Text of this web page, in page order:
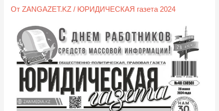
ОтZANGAZET.KZ/ ЮРИДИЧЕСКАЯ газета 2024